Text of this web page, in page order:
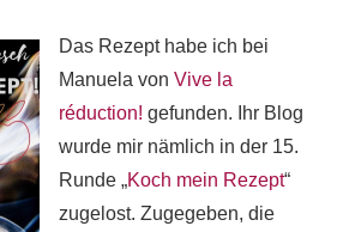
Das Rezept habe ich bei
Manuela von Vive la
réduction! gefunden. Ihr Blog
wurde mir nämlich in der 15.
Runde „Koch mein Rezept“
zugelost. Zugegeben, die